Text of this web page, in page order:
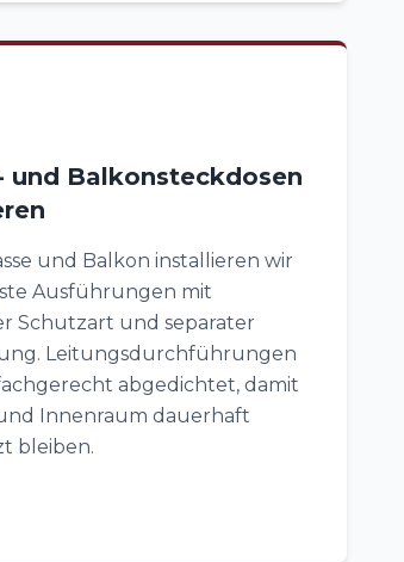
und Balkonsteckdosen
und Balkon installieren wir
Ausführungen mit
Schutzart und separater
Leitungsdurchführungen
abgedichtet, damit
Innenraum dauerhaft
bleiben.